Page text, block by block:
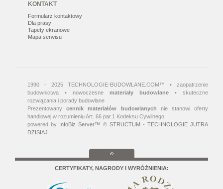
KONTAKT
Formularz kontaktowy
Dla prasy
Tapety ekranowe
Mapa serwisu
1990 - 2025 TECHNOLOGIE-BUDOWLANE.COM™ • zaopatrzenie
budownictwa • nowoczesne materiały budowlane • skuteczne
rozwiązania i porady budowlane
Prezentowanycennik materiałów budowlanych nie stanowi oferty
handlowej w rozumieniu Art. 66 par.1 Kodeksu Cywilnego
powered by InfoBiz Server™ © STRUCTUM - TECHNOLOGIE JUTRA
DZISIAJ
CERTYFIKATY, NAGRODY I WYRÓŻNIENIA: